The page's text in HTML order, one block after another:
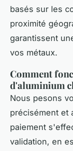
basés sur les
proximité
garantissent
vos métaux.
Comment
d'aluminium
Nous pesons
précisément et
paiement
validation, en